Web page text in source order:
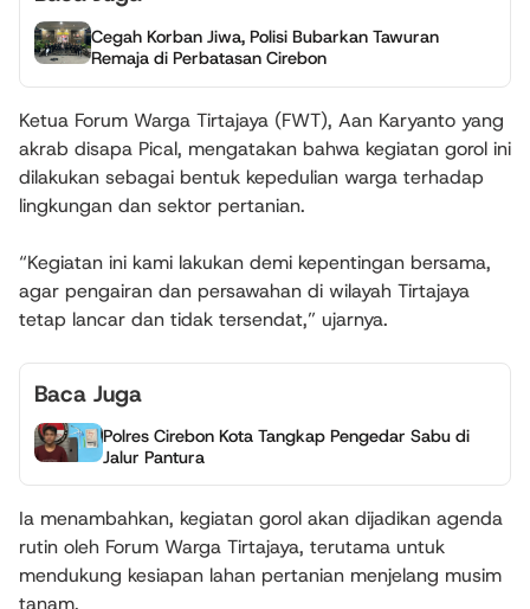
Cegah Korban Jiwa, Polisi Bubarkan Tawuran
Remaja di Perbatasan Cirebon
Ketua Forum Warga Tirtajaya (FWT), Aan Karyanto yang
akrab disapa Pical, mengatakan bahwa kegiatan gorol ini
dilakukan sebagai bentuk kepedulian warga terhadap
lingkungan dan sektor pertanian.
“Kegiatan ini kami lakukan demi kepentingan bersama,
agar pengairan dan persawahan di wilayah Tirtajaya
tetap lancar dan tidak tersendat,” ujarnya.
Baca Juga
Polres Cirebon Kota Tangkap Pengedar Sabu di
Jalur Pantura
Ia menambahkan, kegiatan gorol akan dijadikan agenda
rutin oleh Forum Warga Tirtajaya, terutama untuk
mendukung kesiapan lahan pertanian menjelang musim
tanam.